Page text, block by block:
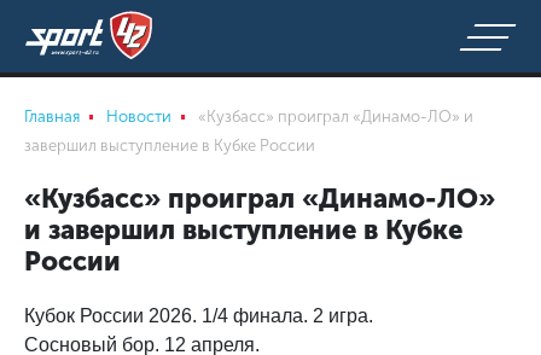
Главная Новости
«Кузбасс» проиграл «Динамо-ЛО» и
завершил выступление в Кубке России
«Кузбасс» проиграл «Динамо-ЛО»
и завершил выступление в Кубке
России
Кубок России 2026. 1/4 финала. 2 игра.
Сосновый бор. 12 апреля.